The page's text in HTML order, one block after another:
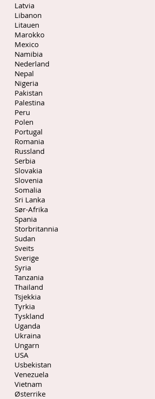
Latvia
Libanon
Litauen
Marokko
Mexico
Namibia
Nederland
Nepal
Nigeria
Pakistan
Palestina
Peru
Polen
Portugal
Romania
Russland
Serbia
Slovakia
Slovenia
Somalia
Sri Lanka
Sør-Afrika
Spania
Storbritannia
Sudan
Sveits
Sverige
Syria
Tanzania
Thailand
Tsjekkia
Tyrkia
Tyskland
Uganda
Ukraina
Ungarn
USA
Usbekistan
Venezuela
Vietnam
Østerrike